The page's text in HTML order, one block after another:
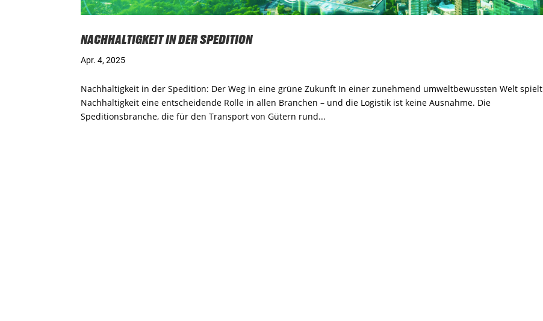
NACHHALTIGKEIT IN DER SPEDITION
Apr. 4, 2025
Nachhaltigkeit in der Spedition: Der Weg in eine grüne Zukunft In einer zunehmend umweltbewussten Welt spielt
Nachhaltigkeit eine entscheidende Rolle in allen Branchen – und die Logistik ist keine Ausnahme. Die
Speditionsbranche, die für den Transport von Gütern rund...